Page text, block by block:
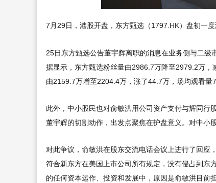
7月29日，港股开盘，东方甄选（1797.HK）盘初一
25日东方甄选公告董宇辉离职的消息在业务侧与二
据显示，东方甄选粉丝量由2986.7万降至2979.2万
由2159.7万增至2204.4万，涨了44.7万，场均观看量
此外，中小股民也对俞敏洪用公司资产支付与辉同行
董宇辉的切割动作，出发点聚焦在护盘意义。对中小
对此争议，俞敏洪在股东交流电话会议上进行了回应
符合新东方在美国上市公司所有规定，没有侵占到东
的任何资本运作、投资和发展中，原因是俞敏洪目前